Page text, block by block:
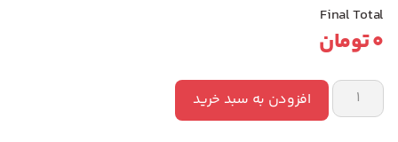
Final Total
0تومان
افزودن به سبد خرید